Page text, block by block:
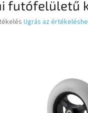
futófelületű
Ugrás az